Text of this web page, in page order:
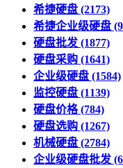
希捷硬盘 (2173)
希捷企业级硬盘
硬盘批发 (1877)
硬盘采购 (1641)
企业级硬盘 (1584)
监控硬盘 (1139)
硬盘价格(784)
硬盘选购 (1267)
机械硬盘 (2784)
企业级硬盘批发